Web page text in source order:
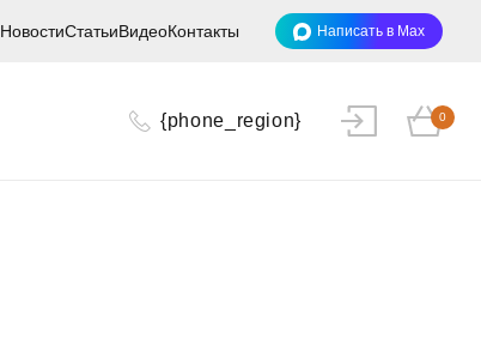
НовостиСтатьиВидеоКонтакты Написать в Max
{phone_region} 0